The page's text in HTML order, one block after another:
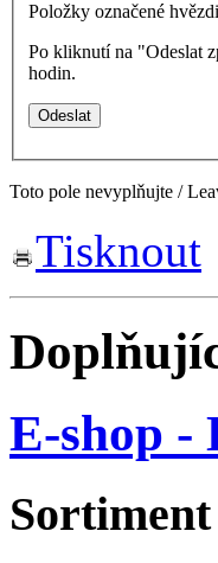
Položky označené
Po kliknutí na "Odeslat
hodin.
Toto pole nevyplňujte /
Tisknout
E-shop -
Sortiment